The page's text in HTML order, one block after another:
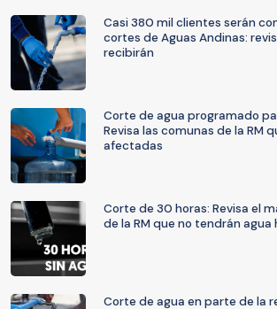
Casi 380 mil clientes serán
cortes de Aguas Andinas:
recibirán
Corte de agua programado
Revisa las comunas de la RM
afectadas
Corte de 30 horas: Revisa el
de la RM que no tendrán
Corte de agua en parte de la